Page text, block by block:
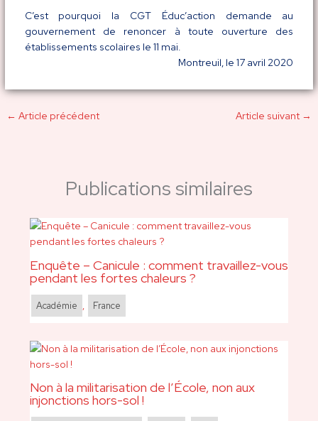
C’est pourquoi la CGT Éduc’action demande au
gouvernement de renoncer à toute ouverture des
établissements scolaires le 11 mai.
Montreuil, le 17 avril 2020
← Article précédent Article suivant →
Publications similaires
Enquête – Canicule : comment travaillez-vous
pendant les fortes chaleurs ?
Académie , France
Non à la militarisation de l’École, non aux
injonctions hors-sol !